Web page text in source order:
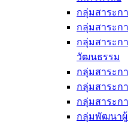
กลุ่มสาระก
กลุ่มสาระก
กลุ่มสาระก
วัฒนธรรม
กลุ่มสาระก
กลุ่มสาระก
กลุ่มสาระก
กลุ่มพัฒนาผู้